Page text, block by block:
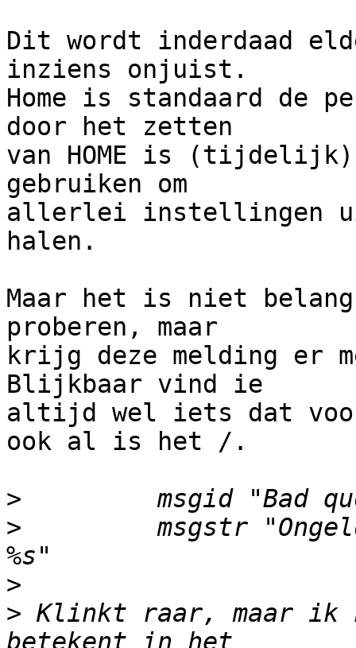
Dit wordt inderdaad
inziens onjuist.
Home is standaard de
door het zetten
van HOME is
gebruiken om
allerlei instellingen
halen.
Maar het is niet
proberen, maar
krijg deze melding er
Blijkbaar vind ie
altijd wel iets dat voor
ook al is het /.
>
>
msgstr
>
> Klinkt raar, maar ik